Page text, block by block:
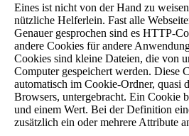
Eines ist nicht von der Hand zu
nützliche Helferlein. Fast alle
Genauer gesprochen sind es HTTP-
andere Cookies für andere
Cookies sind kleine Dateien, die von
Computer gespeichert werden. Diese
automatisch im Cookie-Ordner, quasi
Browsers, untergebracht. Ein Cookie
und einem Wert. Bei der Definition
zusätzlich ein oder mehrere Attribute